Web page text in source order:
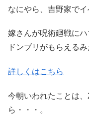
なにやら、吉野家でイ
嫁さんが呪術廻戦に
ドンブリがもらえるみ
詳しくはこちら
今朝いわれたことは
ら・・・。